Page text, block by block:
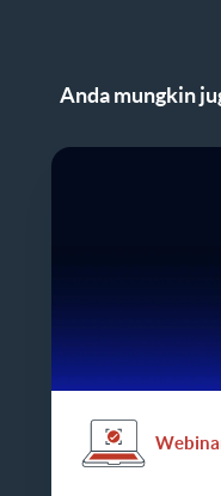
Anda mungkin